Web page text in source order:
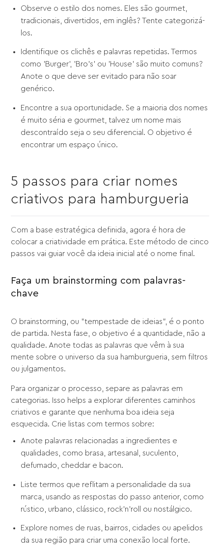
Observe o estilo dos nomes. Eles são gourmet,
tradicionais, divertidos, em inglês? Tente categorizá-
los.
Identifique os clichês e palavras repetidas. Termos
como 'Burger', 'Bro's' ou 'House' são muito comuns?
Anote o que deve ser evitado para não soar
genérico.
Encontre a sua oportunidade. Se a maioria dos nomes
é muito séria e gourmet, talvez um nome mais
descontraído seja o seu diferencial. O objetivo é
encontrar um espaço único.
5 passos para criar nomes
criativos para hamburgueria
Com a base estratégica definida, agora é hora de
colocar a criatividade em prática. Este método de cinco
passos vai guiar você da ideia inicial até o nome final.
Faça um brainstorming com palavras-
chave
O brainstorming, ou "tempestade de ideias", é o ponto
de partida. Nesta fase, o objetivo é a quantidade, não a
qualidade. Anote todas as palavras que vêm à sua
mente sobre o universo da sua hamburgueria, sem filtros
ou julgamentos.
Para organizar o processo, separe as palavras em
categorias. Isso helps a explorar diferentes caminhos
criativos e garante que nenhuma boa ideia seja
esquecida. Crie listas com termos sobre:
Anote palavras relacionadas a ingredientes e
qualidades, como brasa, artesanal, suculento,
defumado, cheddar e bacon.
Liste termos que reflitam a personalidade da sua
marca, usando as respostas do passo anterior, como
rústico, urbano, clássico, rock'n'roll ou nostálgico.
Explore nomes de ruas, bairros, cidades ou apelidos
da sua região para criar uma conexão local forte.